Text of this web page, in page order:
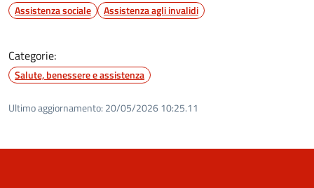
Assistenza sociale Assistenza agli invalidi
Categorie:
Salute, benessere e assistenza
Ultimo aggiornamento: 20/05/2026 10:25.11